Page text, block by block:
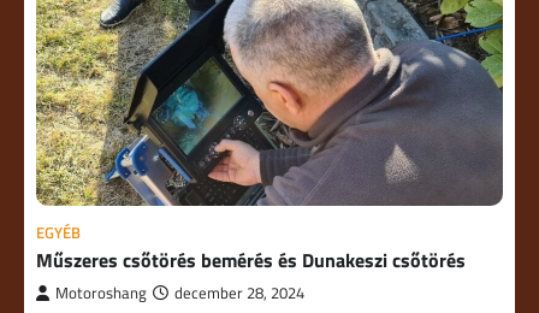
EGYÉB
Műszeres csőtörés bemérés és Dunakeszi csőtörés
Motoroshang december 28, 2024